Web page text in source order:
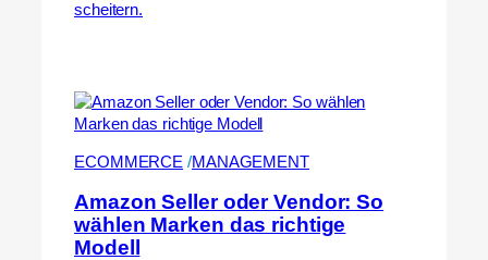
scheitern.
ECOMMERCE /MANAGEMENT
Amazon Seller oder Vendor: So
wählen Marken das richtige
Modell